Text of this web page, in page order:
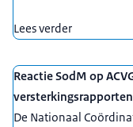
Lees verder
Reactie SodM op
De Nationaal